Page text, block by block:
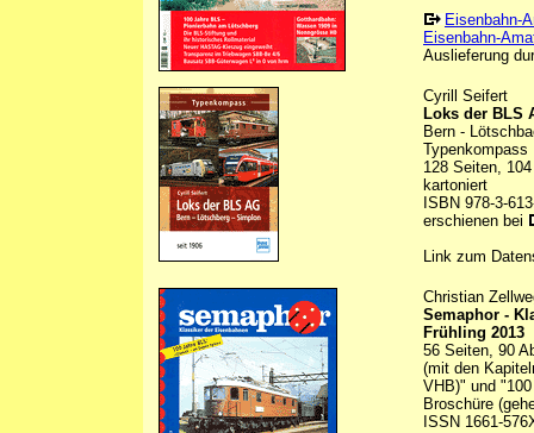
Eisenbahn-
Eisenbahn-
Auslieferung
Cyrill Seifert
Loks der BLS
Bern -
Typenkompass
128 Seiten,
kartoniert
ISBN 978-3-
erschienen bei
Link zum
Christian
Semaphor -
Frühling 2013
56 Seiten, 90
(mit den
VHB)" und
Broschüre
ISSN 1661-